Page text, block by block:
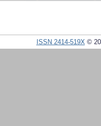
ISSN 2414-519X©